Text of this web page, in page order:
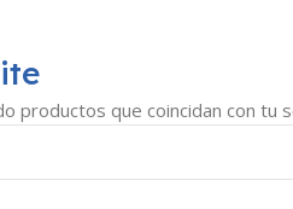
productos que coincidan con tu